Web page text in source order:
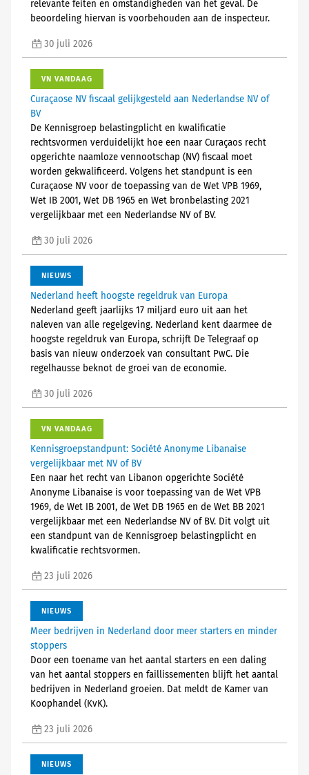
relevante feiten en omstandigheden van het geval. De
beoordeling hiervan is voorbehouden aan de inspecteur.
30 juli 2026
VN VANDAAG
Curaçaose NV fiscaal gelijkgesteld aan Nederlandse NV of
BV
De Kennisgroep belastingplicht en kwalificatie
rechtsvormen verduidelijkt hoe een naar Curaçaos recht
opgerichte naamloze vennootschap (NV) fiscaal moet
worden gekwalificeerd. Volgens het standpunt is een
Curaçaose NV voor de toepassing van de Wet VPB 1969,
Wet IB 2001, Wet DB 1965 en Wet bronbelasting 2021
vergelijkbaar met een Nederlandse NV of BV.
30 juli 2026
NIEUWS
Nederland heeft hoogste regeldruk van Europa
Nederland geeft jaarlijks 17 miljard euro uit aan het
naleven van alle regelgeving. Nederland kent daarmee de
hoogste regeldruk van Europa, schrijft De Telegraaf op
basis van nieuw onderzoek van consultant PwC. Die
regelhausse beknot de groei van de economie.
30 juli 2026
VN VANDAAG
Kennisgroepstandpunt: Société Anonyme Libanaise
vergelijkbaar met NV of BV
Een naar het recht van Libanon opgerichte Société
Anonyme Libanaise is voor toepassing van de Wet VPB
1969, de Wet IB 2001, de Wet DB 1965 en de Wet BB 2021
vergelijkbaar met een Nederlandse NV of BV. Dit volgt uit
een standpunt van de Kennisgroep belastingplicht en
kwalificatie rechtsvormen.
23 juli 2026
NIEUWS
Meer bedrijven in Nederland door meer starters en minder
stoppers
Door een toename van het aantal starters en een daling
van het aantal stoppers en faillissementen blijft het aantal
bedrijven in Nederland groeien. Dat meldt de Kamer van
Koophandel (KvK).
23 juli 2026
NIEUWS